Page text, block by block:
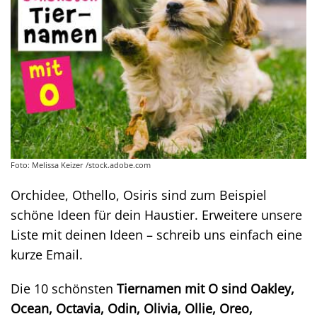
Foto: Melissa Keizer /stock.adobe.com
Orchidee, Othello, Osiris sind zum Beispiel
schöne Ideen für dein Haustier. Erweitere unsere
Liste mit deinen Ideen – schreib uns einfach eine
kurze Email.
Die 10 schönsten Tiernamen mit O sind Oakley,
Ocean, Octavia, Odin, Olivia, Ollie, Oreo,